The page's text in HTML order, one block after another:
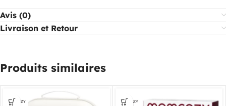
Avis (0)
Livraison et Retour
Produits similaires